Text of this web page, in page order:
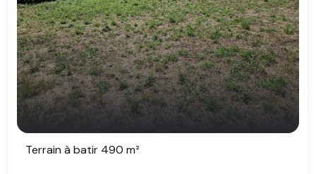
Terrain à batir 490 m²